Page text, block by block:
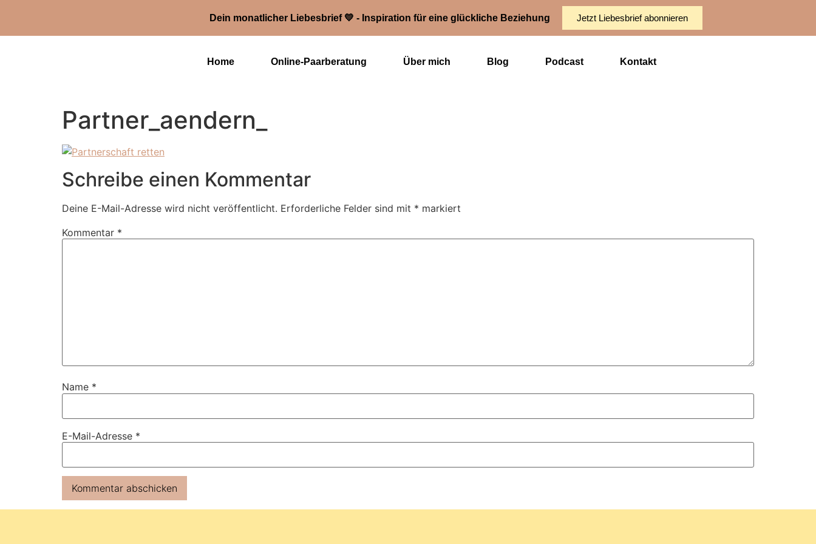
Dein monatlicher Liebesbrief 💛 - Inspiration für eine glückliche Beziehung Jetzt Liebesbrief abonnieren
Home Online-Paarberatung Über mich Blog Podcast Kontakt
Partner_aendern_
Schreibe einen Kommentar
Deine E-Mail-Adresse wird nicht veröffentlicht. Erforderliche Felder sind mit * markiert
Kommentar *
Name *
E-Mail-Adresse *